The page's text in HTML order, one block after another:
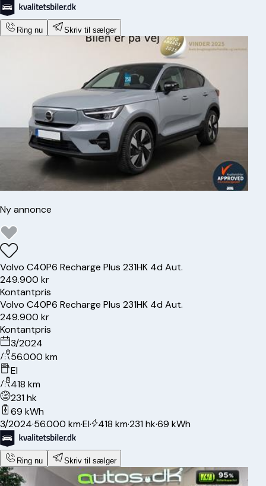
Ring nu Skriv til sælger
Ny annonce
Volvo C40P6 Recharge Plus 231HK 4d Aut.
249.900 kr
Kontantpris
Volvo C40P6 Recharge Plus 231HK 4d Aut.
249.900 kr
Kontantpris
3/2024
56.000 km
El
418 km
231 hk
69 kWh
3/2024·56.000 km·El· 418 km·231 hk·69 kWh
Ring nu Skriv til sælger